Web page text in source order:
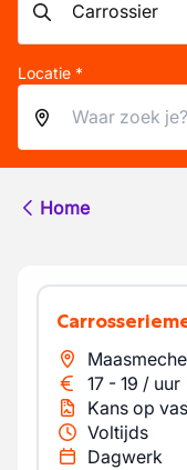
Locatie *
Home
17 - 19 / uur
Kans op
Voltijds
Dagwerk